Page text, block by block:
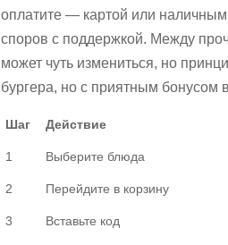
оплатите — картой или
споров с поддержкой. Между
может чуть измениться, но
бургера, но с приятным бонусом
Шаг Действие
1 Выберите блюда
2 Перейдите в корзину
3 Вставьте код